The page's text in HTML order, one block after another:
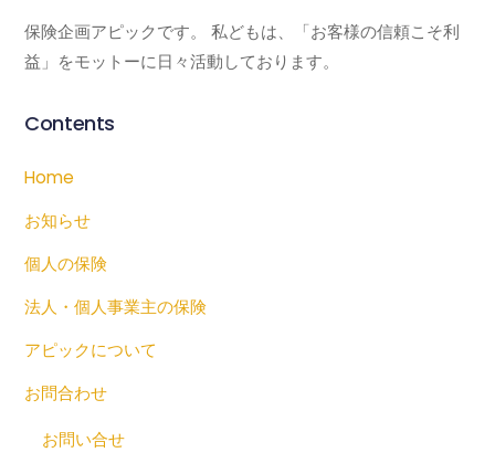
保険企画アピックです。 私どもは、「お客様の信頼こそ利
益」をモットーに日々活動しております。
Contents
Home
お知らせ
個人の保険
法人・個人事業主の保険
アピックについて
お問合わせ
お問い合せ